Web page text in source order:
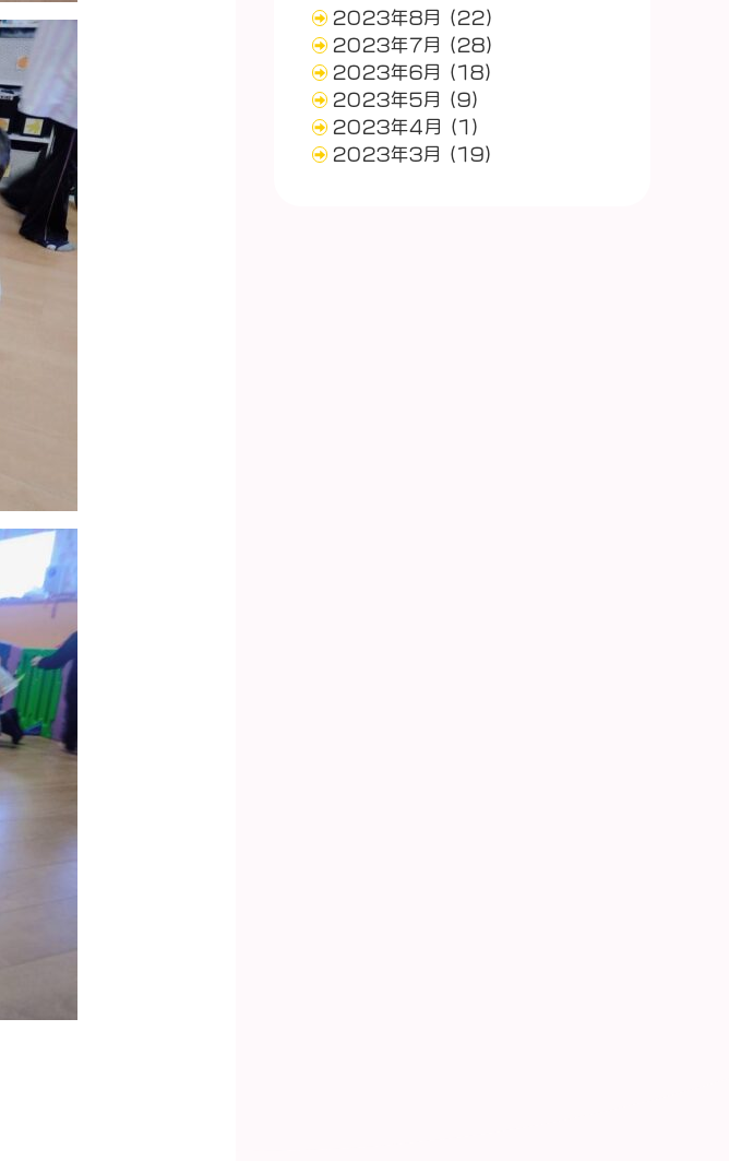
2023年8月
(22)
2023年7月
(28)
2023年6月
(18)
2023年5月
(9)
2023年4月
(1)
2023年3月
(19)